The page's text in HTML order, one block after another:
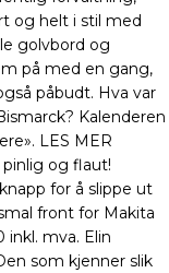
og helt i stil med
golvbord og
på med en gang,
påbudt. Hva var
Kalenderen
LES MER
pinlig og flaut!
for å slippe ut
front for Makita
inkl. mva. Elin
som kjenner slik